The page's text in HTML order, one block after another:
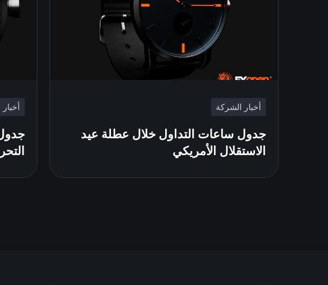
أخبار الشركة
جدول ساعات التداول خلال عطلة عيد
الاستقلال الأمريكي